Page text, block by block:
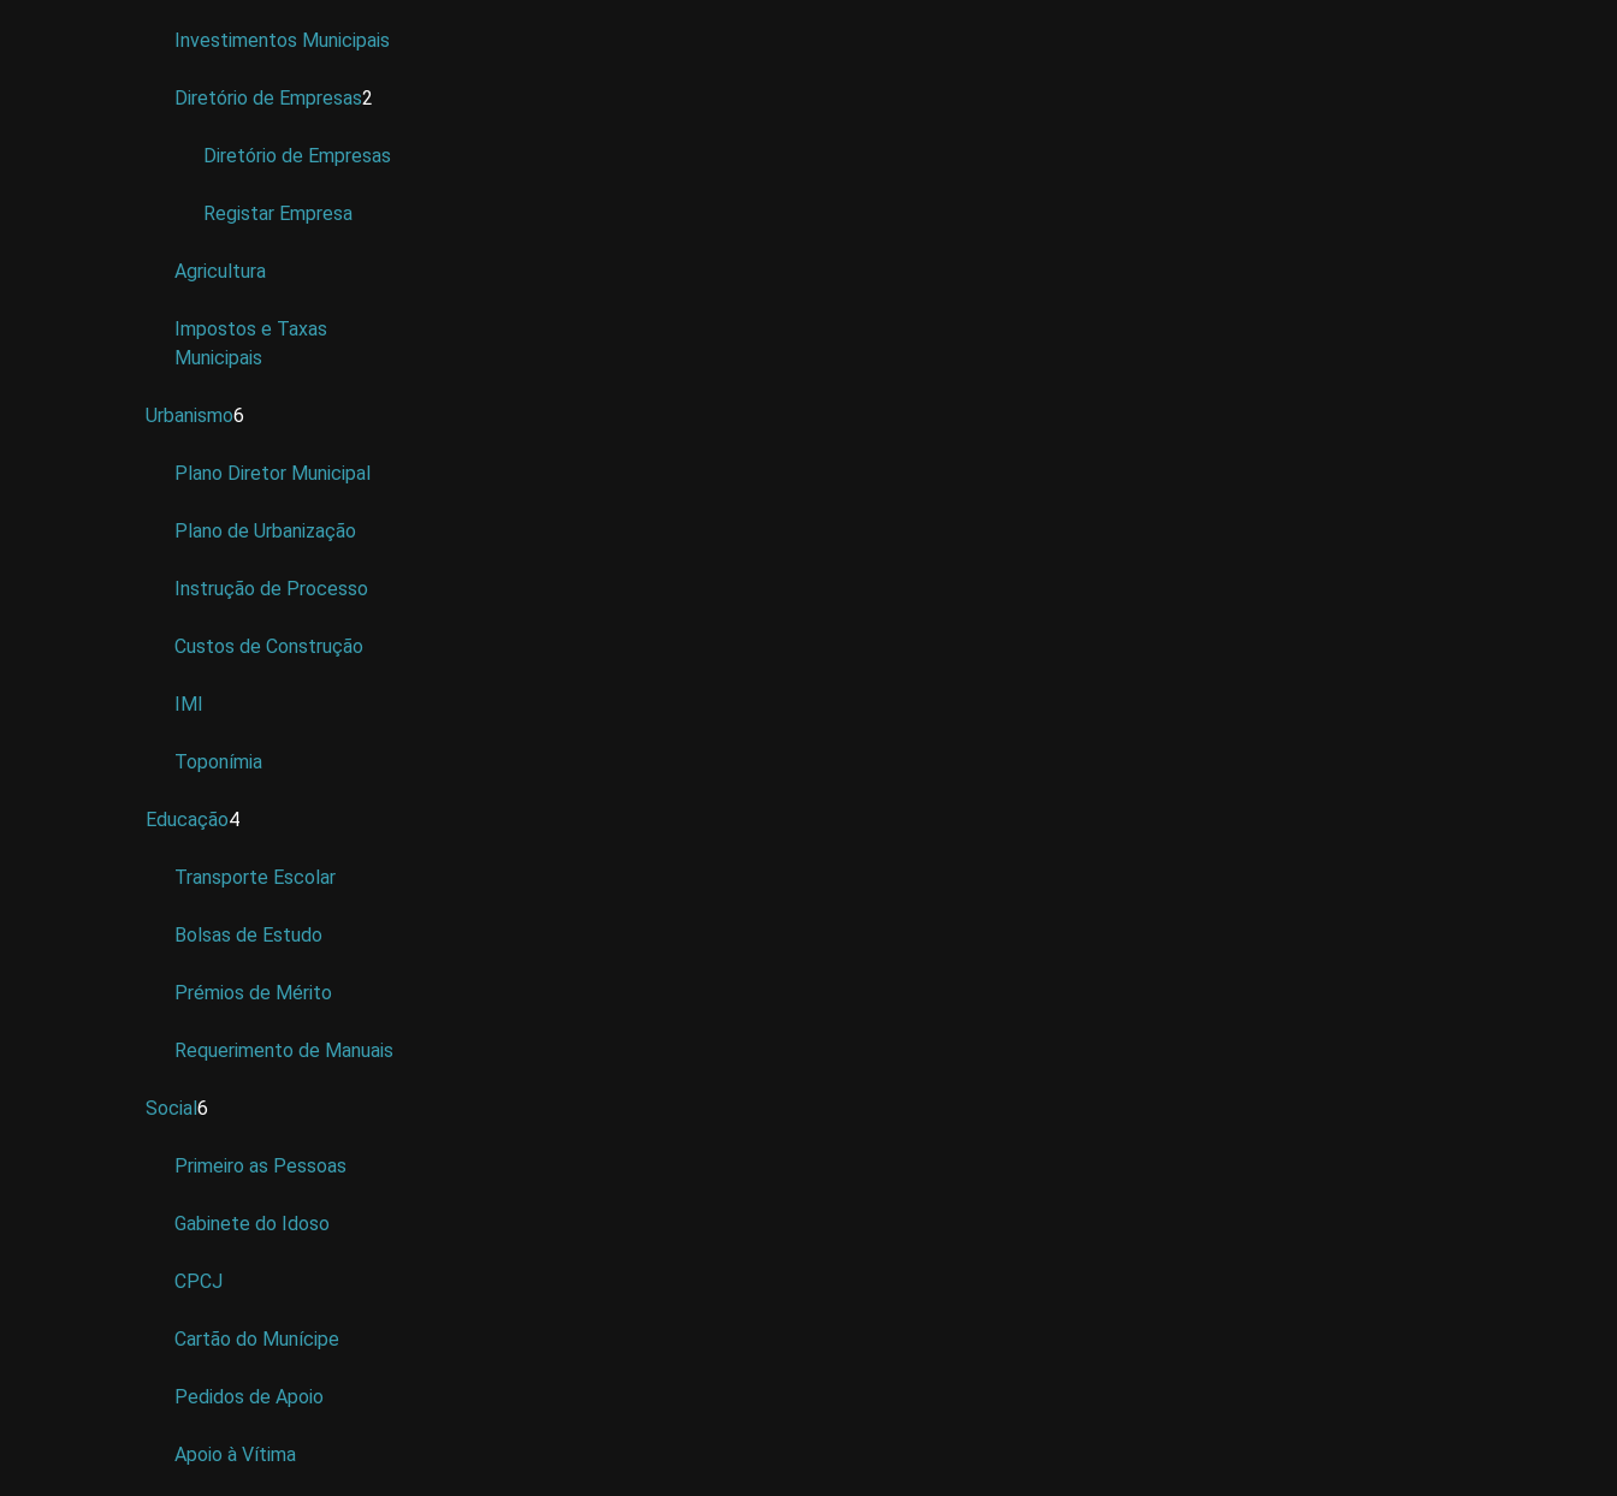
Investimentos Municipais
Diretório de Empresas2
Diretório de Empresas
Registar Empresa
Agricultura
Impostos e Taxas
Municipais
Urbanismo6
Plano Diretor Municipal
Plano de Urbanização
Instrução de Processo
Custos de Construção
IMI
Toponímia
Educação4
Transporte Escolar
Bolsas de Estudo
Prémios de Mérito
Requerimento de Manuais
Social6
Primeiro as Pessoas
Gabinete do Idoso
CPCJ
Cartão do Munícipe
Pedidos de Apoio
Apoio à Vítima